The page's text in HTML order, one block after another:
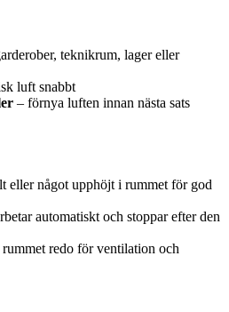
teknikrum, lager eller
luft snabbt
– förnya luften innan nästa sats
eller något upphöjt i rummet för god
automatiskt och stoppar efter den
redo för ventilation och